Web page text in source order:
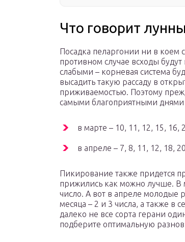
Что говорит
Посадка пеларгонии ни в коем
противном случае всходы
слабыми – корневая система
высадить такую рассаду в
приживаемостью. Поэтому
самыми благоприятными днями
в марте – 10, 11, 12, 15, 16,
в апреле – 7, 8, 11, 12, 18,
Пикирование также придется
прижились как можно лучше. В
число. А вот в апреле молодые
месяца – 2 и 3 числа, а также в
далеко не все сорта герани
подберите оптимальную